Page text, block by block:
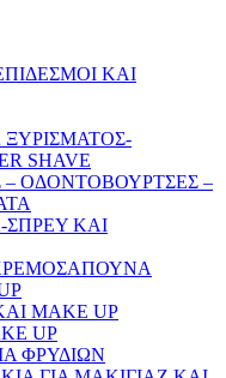
ΚΑΙ
SHAVE
ΟΔΟΝΤΟΒΟΥΡΤΣΕΣ –
ΚΑΙ
MAKE UP
UP
ΦΡΥΔΙΩΝ